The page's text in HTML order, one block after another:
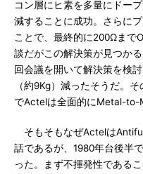
コン層にヒ素を多量にドー
減することに成功。さらに
ことで、最終的に200Ωまで
談だがこの解決策が見つか
回会議を開いて解決策を検
（約9Kg）減ったそうだ。
でActelは全面的にMetal-to-
そもそもなぜActelは
話であるが、1980年台後半
った。まず不揮発性である